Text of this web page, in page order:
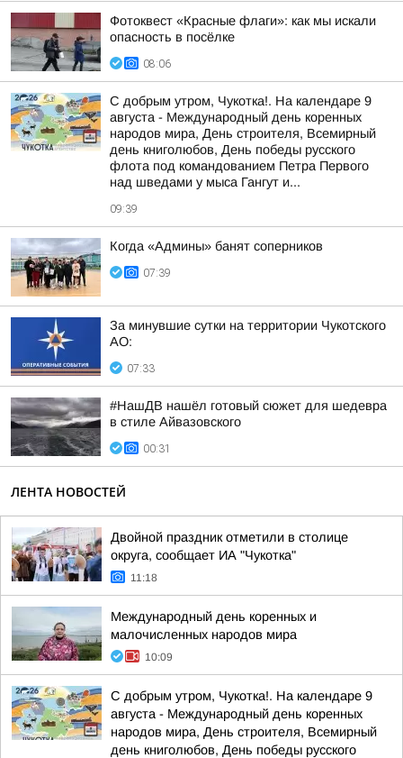
Фотоквест «Красные флаги»: как мы искали
опасность в посёлке
08:06
С добрым утром, Чукотка!. На календаре 9
августа - Международный день коренных
народов мира, День строителя, Всемирный
день книголюбов, День победы русского
флота под командованием Петра Первого
над шведами у мыса Гангут и...
09:39
Когда «Админы» банят соперников
07:39
За минувшие сутки на территории Чукотского
АО:
07:33
#НашДВ нашёл готовый сюжет для шедевра
в стиле Айвазовского
00:31
ЛЕНТА НОВОСТЕЙ
Двойной праздник отметили в столице
округа, сообщает ИА "Чукотка"
11:18
Международный день коренных и
малочисленных народов мира
10:09
С добрым утром, Чукотка!. На календаре 9
августа - Международный день коренных
народов мира, День строителя, Всемирный
день книголюбов, День победы русского